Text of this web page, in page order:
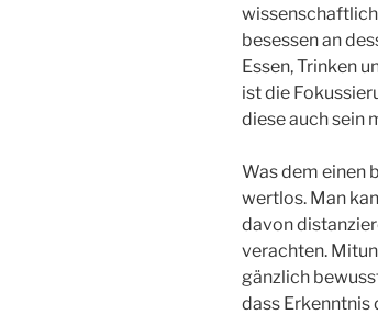
besessen an
Essen, Trinken
ist die
diese auch sein
Was dem einen
wertlos. Man
davon
verachten.
gänzlich
dass Erkenntnis